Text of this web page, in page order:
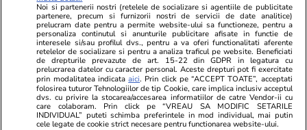
Lifestyle 03 aug.
Ce este pământul de diatomee
și cum se utilizează
Noi si partenerii nostri (retelele de socializare si agentiile de publicitate
partenere, precum si furnizorii nostri de servicii de date analitice)
prelucram date pentru a permite website-ului sa functioneze, pentru a
personaliza continutul si anunturile publicitare afisate in functie de
interesele si/sau profilul dvs., pentru a va oferi functionalitati aferente
retelelor de socializare si pentru a analiza traficul pe website. Beneficiati
de drepturile prevazute de art. 15-22 din GDPR in legatura cu
prelucrarea datelor cu caracter personal. Aceste drepturi pot fi exercitate
prin modalitatea indicataaici. Prin click pe “ACCEPT TOATE”, acceptati
folosirea tuturor Tehnologiilor de tip Cookie, care implica inclusiv acceptul
dvs. cu privire la stocarea/accesarea informatiilor de catre Vendor-ii cu
care colaboram. Prin click pe “VREAU SA MODIFIC SETARILE
INDIVIDUAL” puteti schimba preferintele in mod individual, mai putin
cele legate de cookie strict necesare pentru functionarea website-ului.